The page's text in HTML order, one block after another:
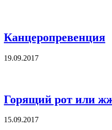
Канцеропревенция
19.09.2017
Горящий рот или
15.09.2017